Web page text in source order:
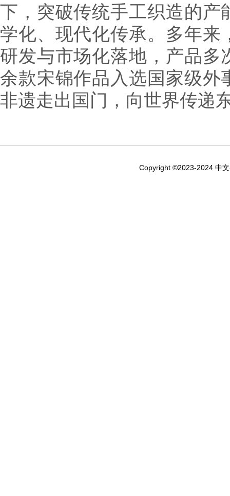
下，突破传统手工织造的产
学化、现代化传承。多年
研发与市场化落地，产品
余款宋锦作品入选国家级
非遗走出国门，向世界传递
Copyright ©2023-2024 中